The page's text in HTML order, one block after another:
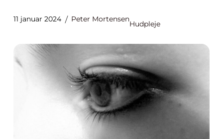
11 januar 2024 Peter Mortensen
Hudpleje